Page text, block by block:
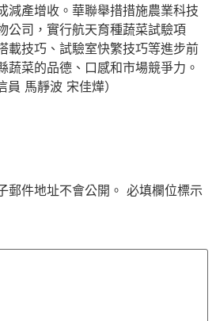
減產增收。華聯舉措措施農業科技
公司，實行航天育種蔬菜試驗項
載技巧、試驗室快繁技巧等進步前
蔬菜的品德、口感和市場競爭力。
員 馬靜波 宋佳燁）
郵件地址不會公開。 必填欄位標示